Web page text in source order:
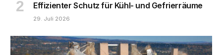
Effizienter Schutz für Kühl- und Gefrierräume
29. Juli 2026